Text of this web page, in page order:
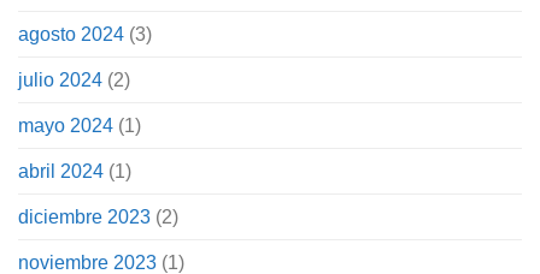
agosto 2024 (3)
julio 2024 (2)
mayo 2024 (1)
abril 2024 (1)
diciembre 2023 (2)
noviembre 2023 (1)